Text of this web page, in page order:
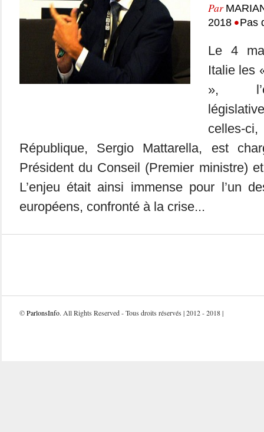
Par
2018 •Pas
Le 4
Italie les
»,
celles-
République, Sergio Mattarella, est
Président du Conseil (Premier ministre)
L’enjeu était ainsi immense pour l’un
européens, confronté à la crise...
©ParlonsInfo. All Rights Reserved - Tous droits réservés | 2012 - 2018 |